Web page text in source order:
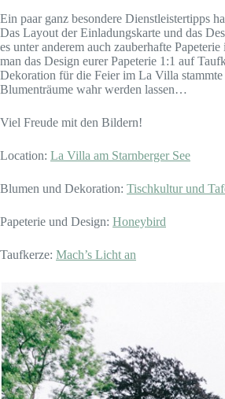
Ein paar ganz besondere Dienstleistertipps
Das Layout der Einladungskarte und das
es unter anderem auch zauberhafte
man das Design eurer Papeterie 1:1 auf
Dekoration für die Feier im La Villa
Blumenträume wahr werden lassen…
Viel Freude mit den Bildern!
Location: La Villa am Starnberger See
Blumen und Dekoration: Tischkultur und
Papeterie und Design: Honeybird
Taufkerze: Mach’s Licht an